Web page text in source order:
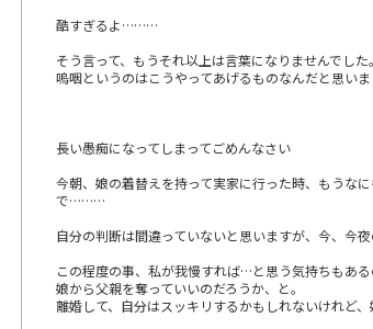
酷すぎるよ………
そう言って、もうそれ以上は言葉になりませんでした。
嗚咽というのはこうやってあげるものなんだと思い
長い愚痴になってしまってごめんなさい
今朝、娘の着替えを持って実家に行った時、もうな
で………
自分の判断は間違っていないと思いますが、今、今
この程度の事、私が我慢すれば…と思う気持ちもある
娘から父親を奪っていいのだろうか、と。
離婚して、自分はスッキリするかもしれないけれど